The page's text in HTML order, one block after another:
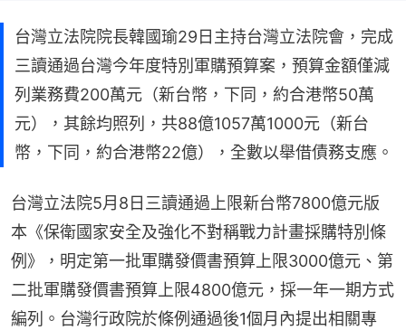
台灣立法院院長韓國瑜29日主持台灣立法院會，完成
三讀通過台灣今年度特別軍購預算案，預算金額僅減
列業務費200萬元（新台幣，下同，約合港幣50萬
元），其餘均照列，共88億1057萬1000元（新台
幣，下同，約合港幣22億），全數以舉借債務支應。
台灣立法院5月8日三讀通過上限新台幣7800億元版
本《保衛國家安全及強化不對稱戰力計畫採購特別條
例》，明定第一批軍購發價書預算上限3000億元、第
二批軍購發價書預算上限4800億元，採一年一期方式
編列。台灣行政院於條例通過後1個月內提出相關專